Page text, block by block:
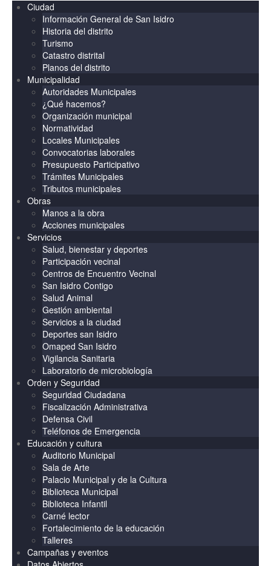
Ciudad
Información General de San Isidro
Historia del distrito
Turismo
Catastro distrital
Planos del distrito
Municipalidad
Autoridades Municipales
¿Qué hacemos?
Organización municipal
Normatividad
Locales Municipales
Convocatorias laborales
Presupuesto Participativo
Trámites Municipales
Tributos municipales
Obras
Manos a la obra
Acciones municipales
Servicios
Salud, bienestar y deportes
Participación vecinal
Centros de Encuentro Vecinal
San Isidro Contigo
Salud Animal
Gestión ambiental
Servicios a la ciudad
Deportes san Isidro
Omaped San Isidro
Vigilancia Sanitaria
Laboratorio de microbiología
Orden y Seguridad
Seguridad Ciudadana
Fiscalización Administrativa
Defensa Civil
Teléfonos de Emergencia
Educación y cultura
Auditorio Municipal
Sala de Arte
Palacio Municipal y de la Cultura
Biblioteca Municipal
Biblioteca Infantil
Carné lector
Fortalecimiento de la educación
Talleres
Campañas y eventos